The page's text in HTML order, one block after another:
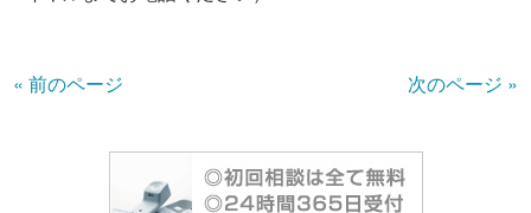
« 前のページ 次のページ »